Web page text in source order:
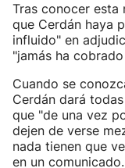
Tras conocer esta
que Cerdán haya
influido" en
"jamás ha
Cuando se
Cerdán dará
que "de una vez
dejen de verse
nada tienen que
en un comunicado.